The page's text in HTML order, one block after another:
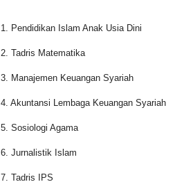
1. Pendidikan Islam Anak Usia Dini
2. Tadris Matematika
3. Manajemen Keuangan Syariah
4. Akuntansi Lembaga Keuangan Syariah
5. Sosiologi Agama
6. Jurnalistik Islam
7. Tadris IPS